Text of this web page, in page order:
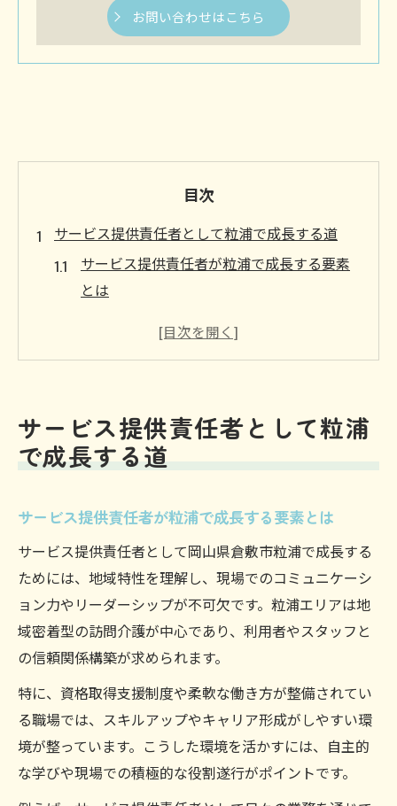
お問い合わせはこちら
目次
サービス提供責任者として粒浦で成長する道
サービス提供責任者が粒浦で成長する要素
とは
現場で求められるサービス提供責任者像
策
キャリアアップを叶えるリーダーシップ術
プ力
現場をまとめるサービス提供責任者の工夫
キャリアアップに直結する実践的リーダー
シップ
サービス提供責任者視点で考える信頼構築
法
粒浦でリーダーシップを発揮するポイント
柔軟な働き方が叶うサービス提供責任者職
サービス提供責任者が選ぶ柔軟な働き方の
実例
サービス提供責任者として粒浦
で成長する道
サービス提供責任者が粒浦で成長する要素とは
サービス提供責任者として岡山県倉敷市粒浦で成長する
ためには、地域特性を理解し、現場でのコミュニケーシ
ョン力やリーダーシップが不可欠です。粒浦エリアは地
域密着型の訪問介護が中心であり、利用者やスタッフと
の信頼関係構築が求められます。
特に、資格取得支援制度や柔軟な働き方が整備されてい
る職場では、スキルアップやキャリア形成がしやすい環
境が整っています。こうした環境を活かすには、自主的
な学びや現場での積極的な役割遂行がポイントです。